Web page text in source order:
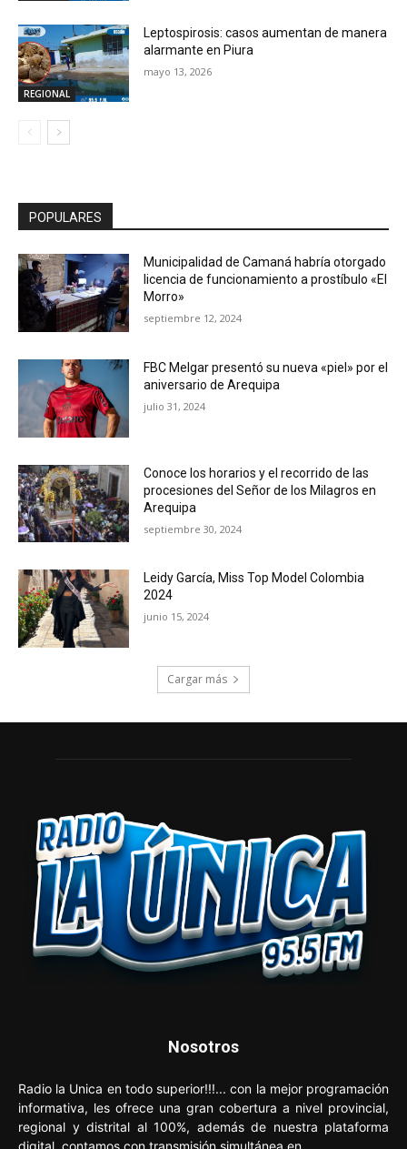
REGIONAL
Leptospirosis: casos aumentan de manera
alarmante en Piura
mayo 13, 2026
POPULARES
Municipalidad de Camaná habría otorgado
licencia de funcionamiento a prostíbulo «El
Morro»
septiembre 12, 2024
FBC Melgar presentó su nueva «piel» por el
aniversario de Arequipa
julio 31, 2024
Conoce los horarios y el recorrido de las
procesiones del Señor de los Milagros en
Arequipa
septiembre 30, 2024
Leidy García, Miss Top Model Colombia
2024
junio 15, 2024
Cargar más
Nosotros
Radio la Unica en todo superior!!!... con la mejor programación
informativa, les ofrece una gran cobertura a nivel provincial,
regional y distrital al 100%, además de nuestra plataforma